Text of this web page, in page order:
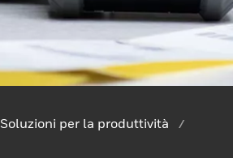
Soluzioni per la produttività